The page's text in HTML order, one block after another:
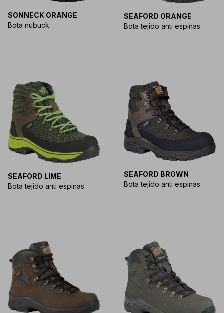
SONNECK ORANGE
Bota nubuck
SEAFORD ORANGE
Bota tejido anti espinas
SEAFORD LIME
Bota tejido anti espinas
SEAFORD BROWN
Bota tejido anti espinas